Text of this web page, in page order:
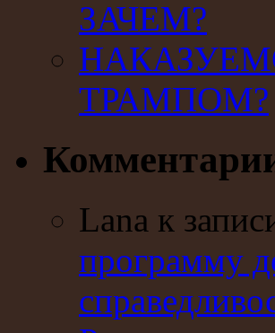
ЗАЧЕМ?
ТРАМПОМ?
Lana к
программу